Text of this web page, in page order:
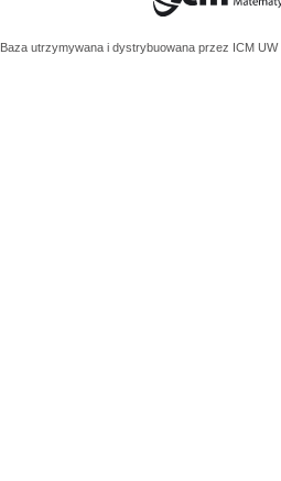
Baza utrzymywana i dystrybuowana przez ICM UW